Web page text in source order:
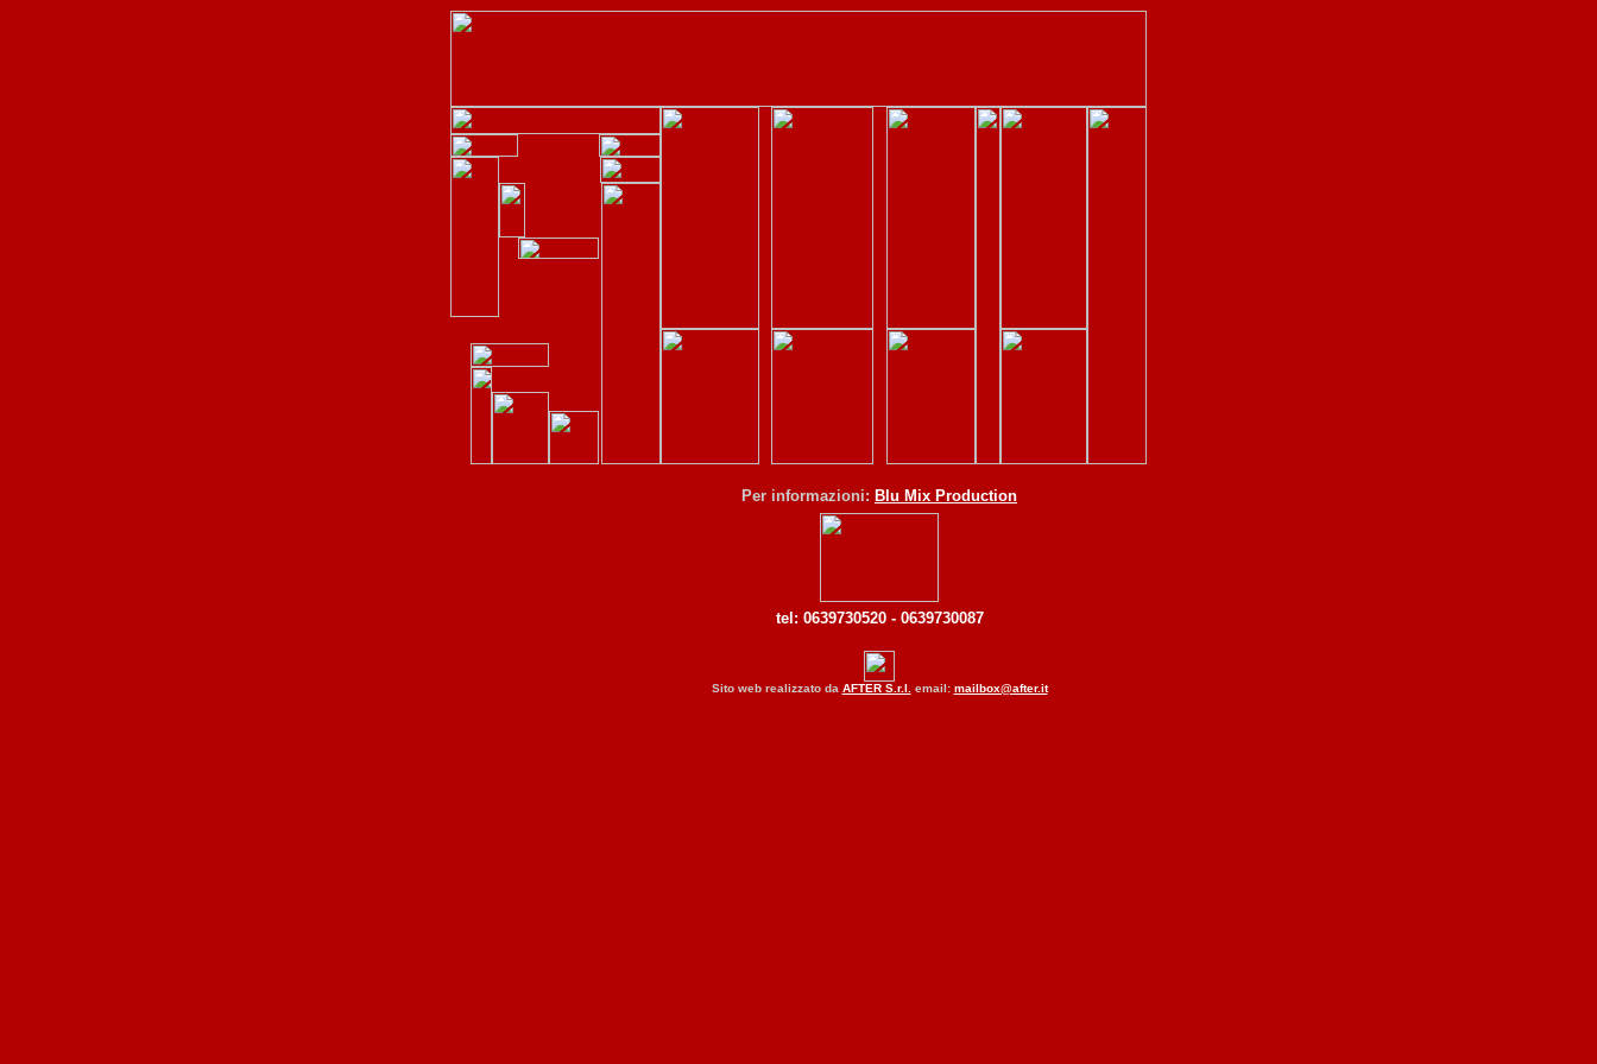
Per informazioni: Blu Mix Production
tel: 0639730520 - 0639730087
Sito web realizzato da AFTER S.r.l. email: mailbox@after.it